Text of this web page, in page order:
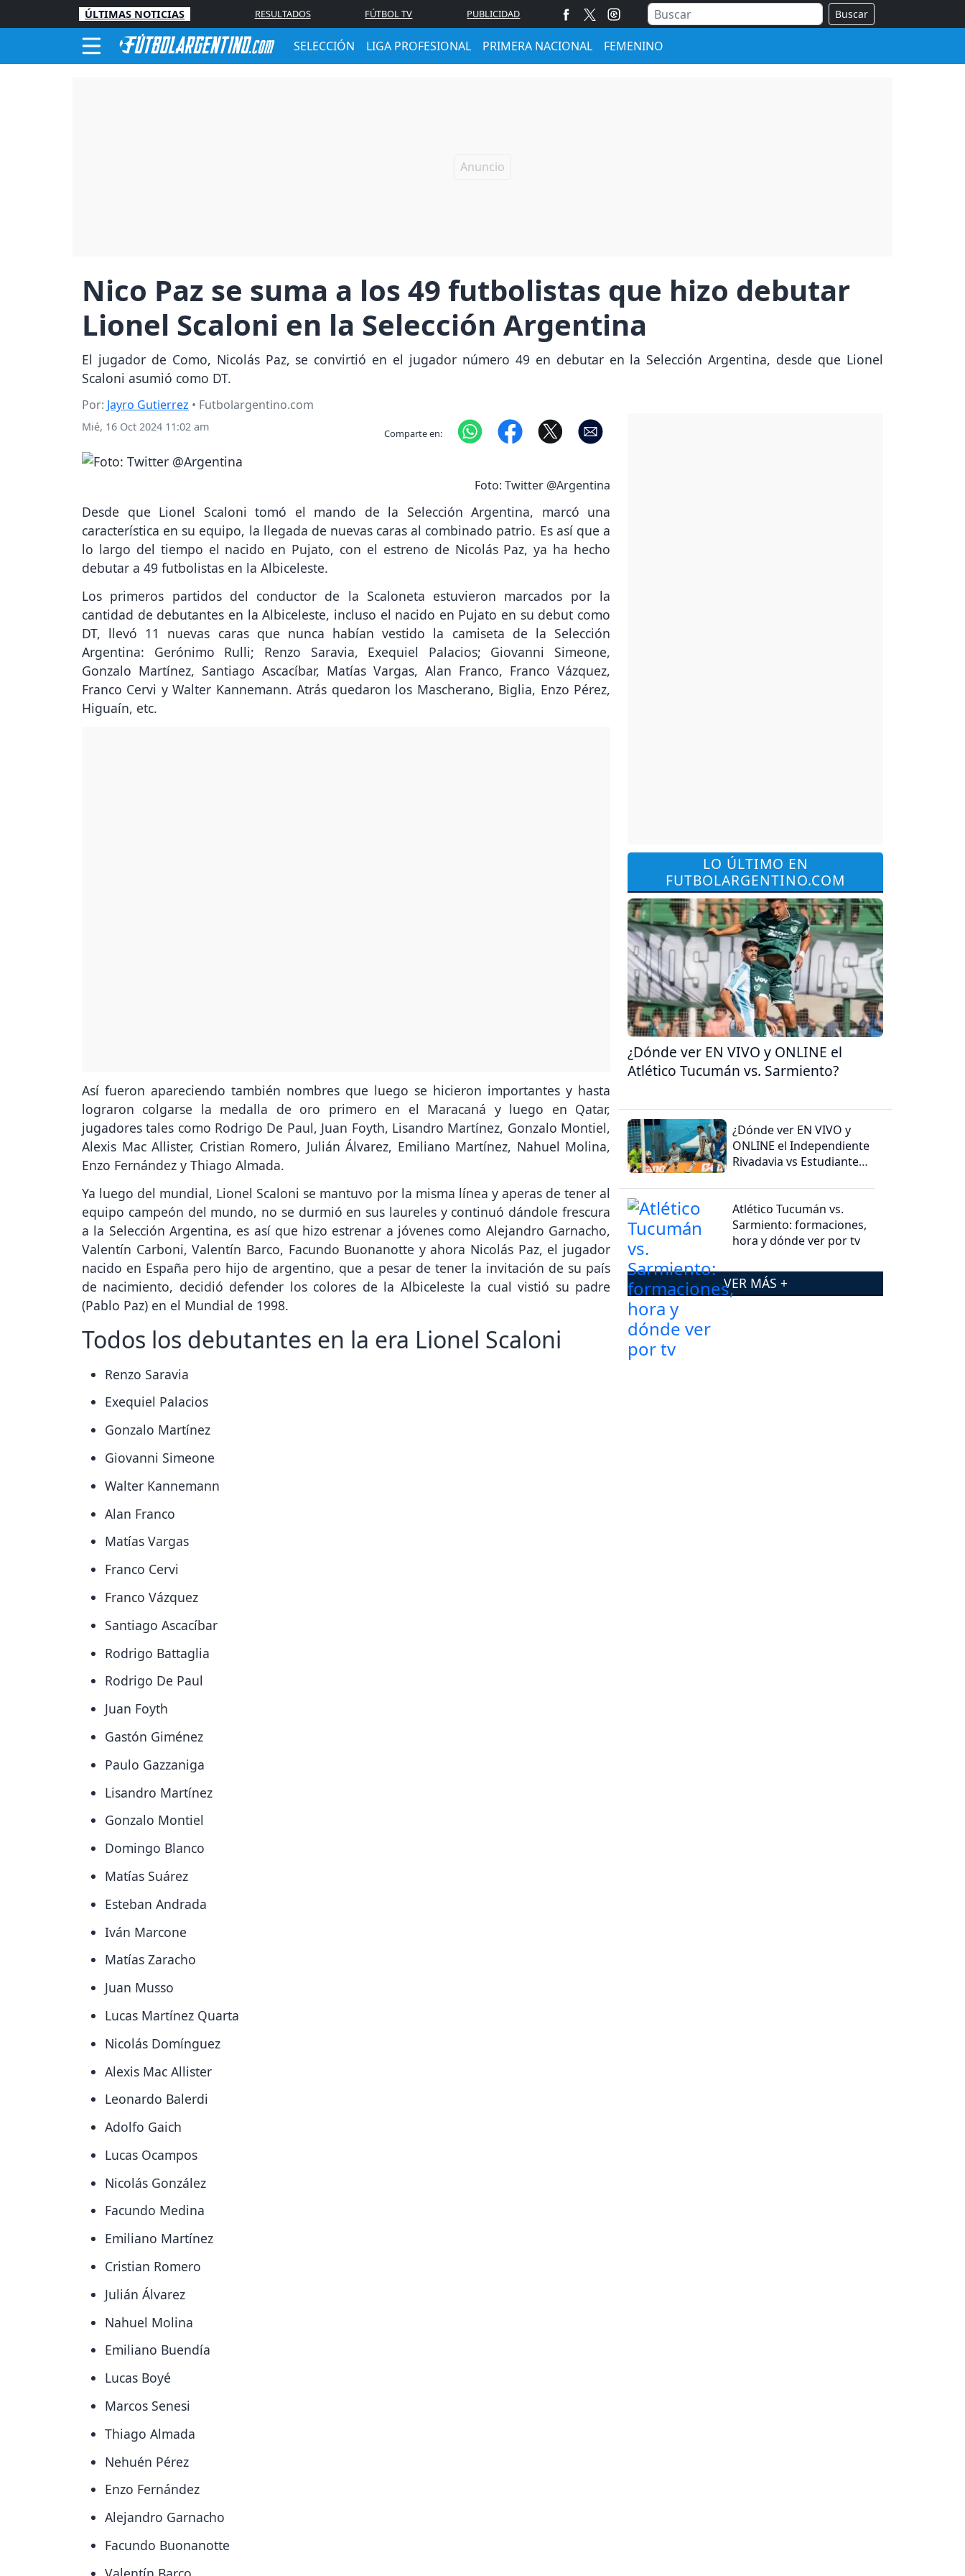
ÚLTIMAS NOTICIAS RESULTADOS FÚTBOL TV PUBLICIDAD Buscar
SELECCIÓN LIGA PROFESIONAL PRIMERA NACIONAL FEMENINO
Nico Paz se suma a los 49 futbolistas que hizo debutar
Lionel Scaloni en la Selección Argentina
El jugador de Como, Nicolás Paz, se convirtió en el jugador número 49 en debutar en la Selección Argentina, desde que Lionel
Scaloni asumió como DT.
Por: Jayro Gutierrez • Futbolargentino.com
Mié, 16 Oct 2024 11:02 am Comparte en:
Foto: Twitter @Argentina
Desde que Lionel Scaloni tomó el mando de la Selección Argentina, marcó una
característica en su equipo, la llegada de nuevas caras al combinado patrio. Es así que a
lo largo del tiempo el nacido en Pujato, con el estreno de Nicolás Paz, ya ha hecho
debutar a 49 futbolistas en la Albiceleste.
Los primeros partidos del conductor de la Scaloneta estuvieron marcados por la
cantidad de debutantes en la Albiceleste, incluso el nacido en Pujato en su debut como
DT, llevó 11 nuevas caras que nunca habían vestido la camiseta de la Selección
Argentina: Gerónimo Rulli; Renzo Saravia, Exequiel Palacios; Giovanni Simeone,
Gonzalo Martínez, Santiago Ascacíbar, Matías Vargas, Alan Franco, Franco Vázquez,
Franco Cervi y Walter Kannemann. Atrás quedaron los Mascherano, Biglia, Enzo Pérez,
Higuaín, etc.
Así fueron apareciendo también nombres que luego se hicieron importantes y hasta
lograron colgarse la medalla de oro primero en el Maracaná y luego en Qatar,
jugadores tales como Rodrigo De Paul, Juan Foyth, Lisandro Martínez, Gonzalo Montiel,
Alexis Mac Allister, Cristian Romero, Julián Álvarez, Emiliano Martínez, Nahuel Molina,
Enzo Fernández y Thiago Almada.
Ya luego del mundial, Lionel Scaloni se mantuvo por la misma línea y aperas de tener al
equipo campeón del mundo, no se durmió en sus laureles y continuó dándole frescura
a la Selección Argentina, es así que hizo estrenar a jóvenes como Alejandro Garnacho,
Valentín Carboni, Valentín Barco, Facundo Buonanotte y ahora Nicolás Paz, el jugador
nacido en España pero hijo de argentino, que a pesar de tener la invitación de su país
de nacimiento, decidió defender los colores de la Albiceleste la cual vistió su padre
(Pablo Paz) en el Mundial de 1998.
Todos los debutantes en la era Lionel Scaloni
Renzo Saravia
Exequiel Palacios
Gonzalo Martínez
Giovanni Simeone
Walter Kannemann
Alan Franco
Matías Vargas
Franco Cervi
Franco Vázquez
Santiago Ascacíbar
Rodrigo Battaglia
Rodrigo De Paul
Juan Foyth
Gastón Giménez
Paulo Gazzaniga
Lisandro Martínez
Gonzalo Montiel
Domingo Blanco
Matías Suárez
Esteban Andrada
Iván Marcone
Matías Zaracho
Juan Musso
Lucas Martínez Quarta
Nicolás Domínguez
Alexis Mac Allister
Leonardo Balerdi
Adolfo Gaich
Lucas Ocampos
Nicolás González
Facundo Medina
Emiliano Martínez
Cristian Romero
Julián Álvarez
Nahuel Molina
Emiliano Buendía
Lucas Boyé
Marcos Senesi
Thiago Almada
Nehuén Pérez
Enzo Fernández
Alejandro Garnacho
Facundo Buonanotte
LO ÚLTIMO EN
FUTBOLARGENTINO.COM
¿Dónde ver EN VIVO y ONLINE el
Atlético Tucumán vs. Sarmiento?
¿Dónde ver EN VIVO y
ONLINE el Independiente
Rivadavia vs Estudiantes
Atlético Tucumán vs.
Sarmiento: formaciones,
hora y dónde ver por tv
VER MÁS +